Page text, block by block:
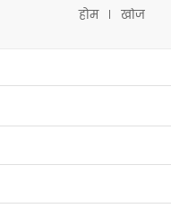
होम खोज